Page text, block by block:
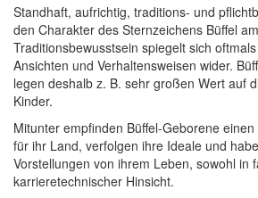
Standhaft, aufrichtig, traditions- und
den Charakter des Sternzeichens Büffel
Traditionsbewusstsein spiegelt sich
Ansichten und Verhaltensweisen wider.
legen deshalb z. B. sehr großen Wert auf
Kinder.
Mitunter empfinden Büffel-Geborene
für ihr Land, verfolgen ihre Ideale und
Vorstellungen von ihrem Leben, sowohl in
karrieretechnischer Hinsicht.